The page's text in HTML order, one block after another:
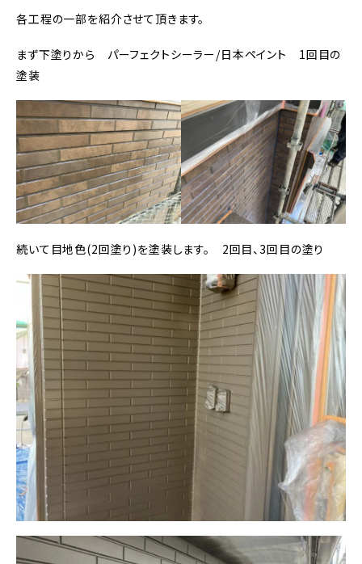
各工程の一部を紹介させて頂きます。
まず下塗りから パーフェクトシーラー/日本ペイント 1回目の
塗装
続いて目地色(2回塗り)を塗装します。 2回目、3回目の塗り